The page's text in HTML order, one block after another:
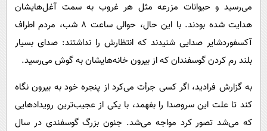
گوناگون
حوادث
محیط زیست
فرهنگی
بین الملل
آشپزی
می‌رسید و حیوانات مزرعه مثل هر غروب به سمت آغل‌هایشان
هدایت شده بودند. با این حال، حوالی ساعت ۸ شب، مردم اطراف
آکسفوردشایر صدایی شنیدند که انتظارش را نداشتند: صدای بسیار
بلند رم کردن گوسفندان که از بیرون خانه‌هایشان به گوش می‌رسید.
به گزارش فرادید، اگر کسی جرأت می‌کرد از پنجره خود به بیرون نگاه
کند تا علت این سروصدا را بفهمد، با یکی از عجیب‌ترین رویدادهایی
که می‌شد تصور کرد مواجه می‌شد. جنون بزرگ گوسفندی در سال